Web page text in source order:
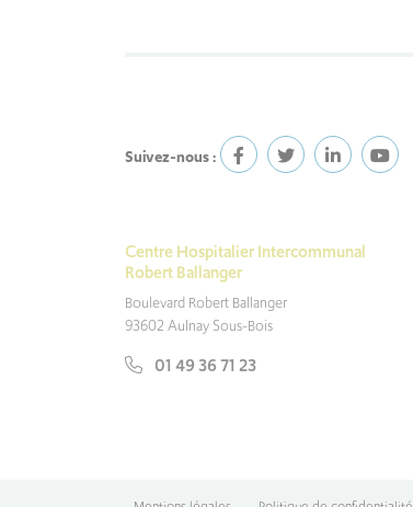
Suivez-nous :
Centre Hospitalier Intercommunal
Robert Ballanger
Boulevard Robert Ballanger
93602 Aulnay Sous-Bois
01 49 36 71 23